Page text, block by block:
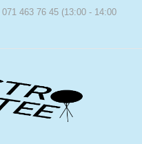
071 463 76 45 (13:00 - 14:00